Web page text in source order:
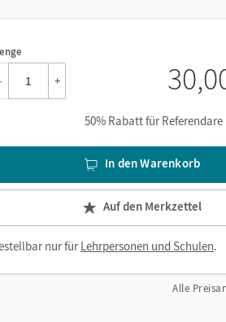
+
50% Rabatt für Referendare
In den Warenkorb
Auf den Merkzettel
nur fürLehrpersonen und Schulen.
Alle